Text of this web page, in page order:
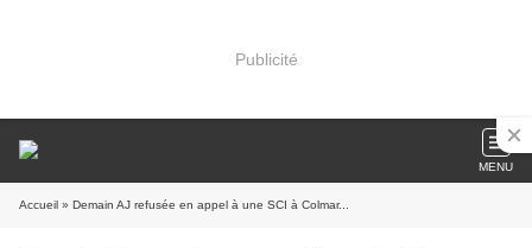
Publicité
MENU
Accueil » Demain AJ refusée en appel à une SCI à Colmar...